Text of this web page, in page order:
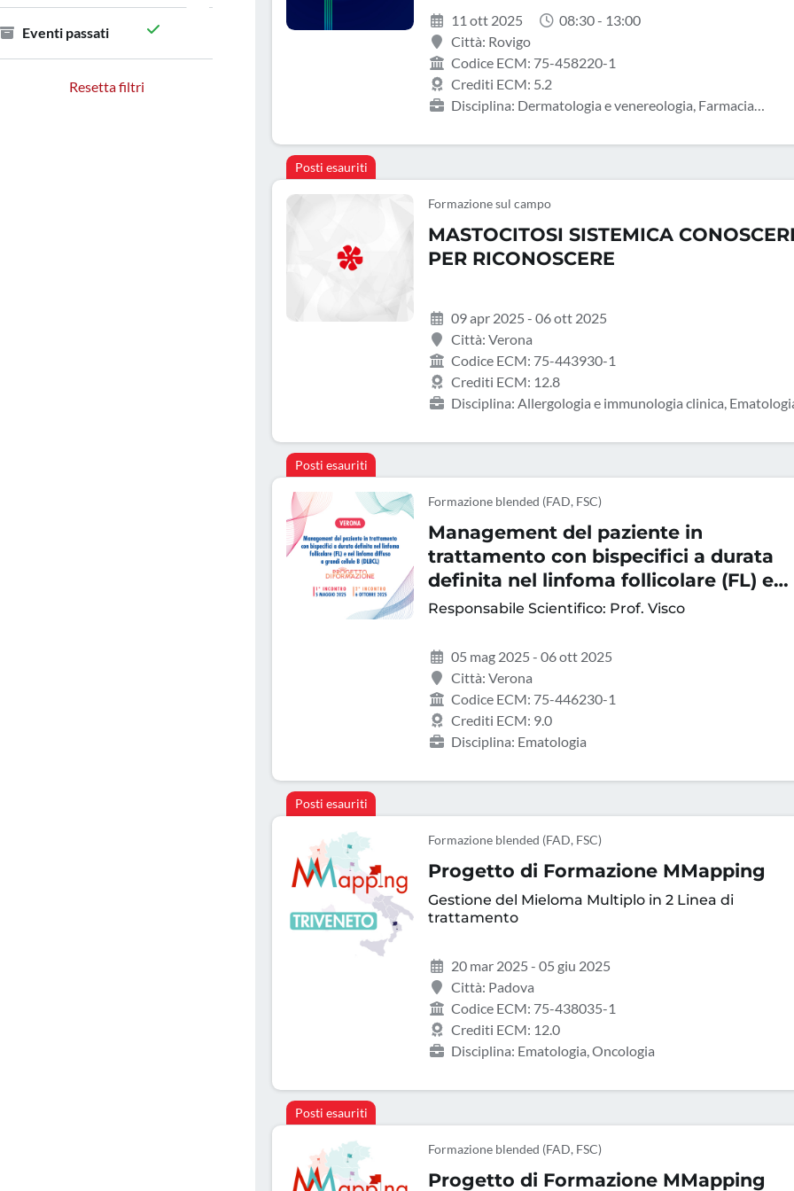
Eventi passati
Resetta filtri
11 ott 2025
08:30 - 13:00
Città: Rovigo
Codice ECM: 75-458220-1
Crediti ECM: 5.2
Disciplina: Dermatologia e venereologia, Farmacia
(medici di famiglia), Pediatria, Pediatria (Pediatri di libera
Posti esauriti
Formazione sul campo
MASTOCITOSI SISTEMICA
PER RICONOSCERE
09 apr 2025 - 06 ott 2025
Città: Verona
Codice ECM: 75-443930-1
Crediti ECM: 12.8
Disciplina: Allergologia e immunologia clinica,
Posti esauriti
Formazione blended (FAD, FSC)
Management del paziente in
trattamento con bispecifici a durata
definita nel linfoma follicolare (FL) e
nel linfoma diffuso a grandi cellule B
Responsabile Scientifico: Prof. Visco
05 mag 2025 - 06 ott 2025
Città: Verona
Codice ECM: 75-446230-1
Crediti ECM: 9.0
Disciplina: Ematologia
Posti esauriti
Formazione blended (FAD, FSC)
Progetto di Formazione MMapping
Gestione del Mieloma Multiplo in 2 Linea di
trattamento
20 mar 2025 - 05 giu 2025
Città: Padova
Codice ECM: 75-438035-1
Crediti ECM: 12.0
Disciplina: Ematologia, Oncologia
Posti esauriti
Formazione blended (FAD, FSC)
Progetto di Formazione MMapping